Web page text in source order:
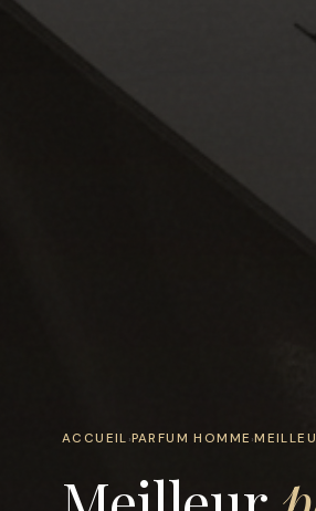
ACCUEIL ›PARFUM HOMME ›